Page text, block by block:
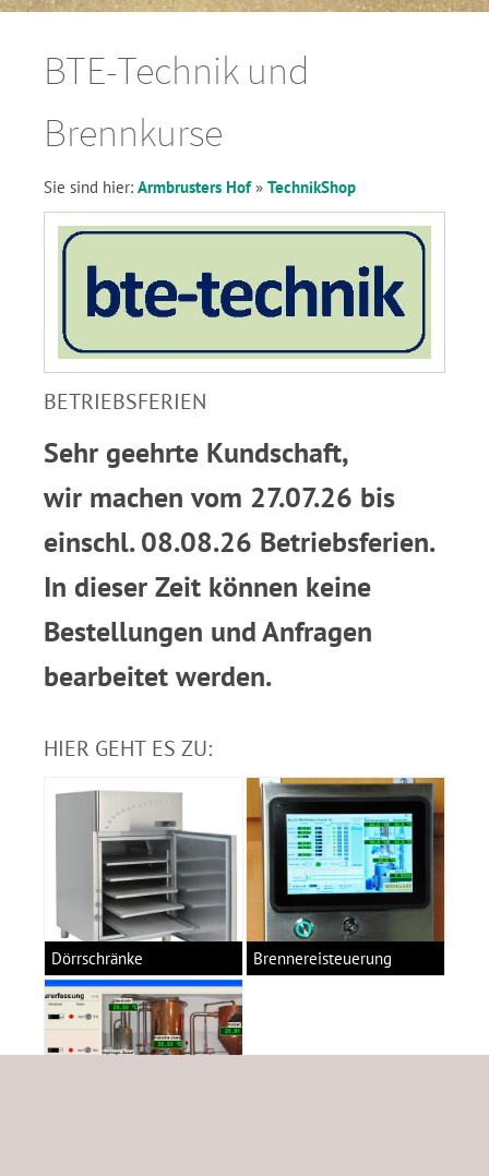
BTE-Technik und
Brennkurse
Sie sind hier: Armbrusters Hof» TechnikShop
BETRIEBSFERIEN
Sehr geehrte Kundschaft,
wir machen vom 27.07.26 bis
einschl. 08.08.26 Betriebsferien.
In dieser Zeit können keine
Bestellungen und Anfragen
bearbeitet werden.
HIER GEHT ES ZU:
Dörrschränke Brennereisteuerung